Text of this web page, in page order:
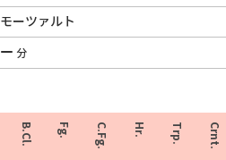
モーツァルト
分
B.Cl. Fg. C.Fg. Hr. Trp. Crnt.